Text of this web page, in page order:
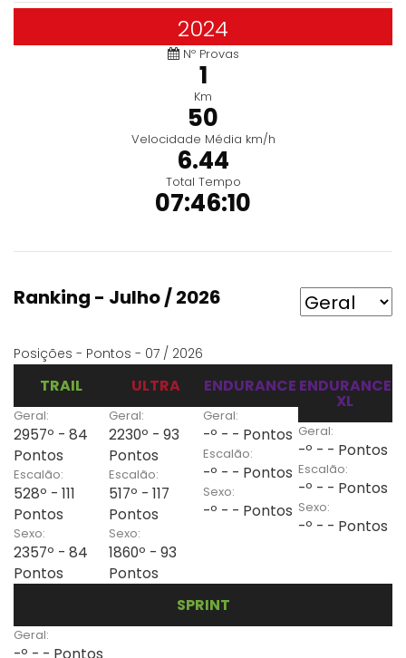
2024
Nº Provas
1
Km
50
Velocidade Média km/h
6.44
Total Tempo
07:46:10
Ranking - Julho / 2026
Posições - Pontos - 07 / 2026
TRAIL
Geral:
2957º - 84
Pontos
Escalão:
528º - 111
Pontos
Sexo:
2357º - 84
Pontos
ULTRA
Geral:
2230º - 93
Pontos
Escalão:
517º - 117
Pontos
Sexo:
1860º - 93
Pontos
ENDURANCE
Geral:
-º - - Pontos
Escalão:
-º - - Pontos
Sexo:
-º - - Pontos
ENDURANCE
XL
Geral:
-º - - Pontos
Escalão:
-º - - Pontos
Sexo:
-º - - Pontos
SPRINT
Geral:
-º - - Pontos